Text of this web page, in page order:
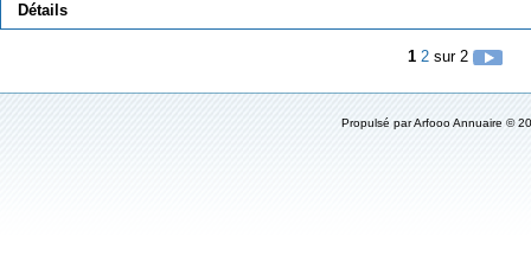
Détails
1 2 sur 2
Propulsé parArfooo Annuaire ©